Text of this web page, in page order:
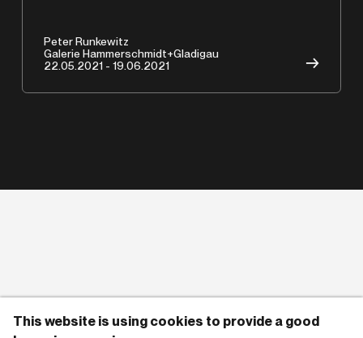
Peter Runkewitz
Galerie Hammerschmidt+Gladigau
22.05.2021 - 19.06.2021
→
This website is using cookies to provide a good